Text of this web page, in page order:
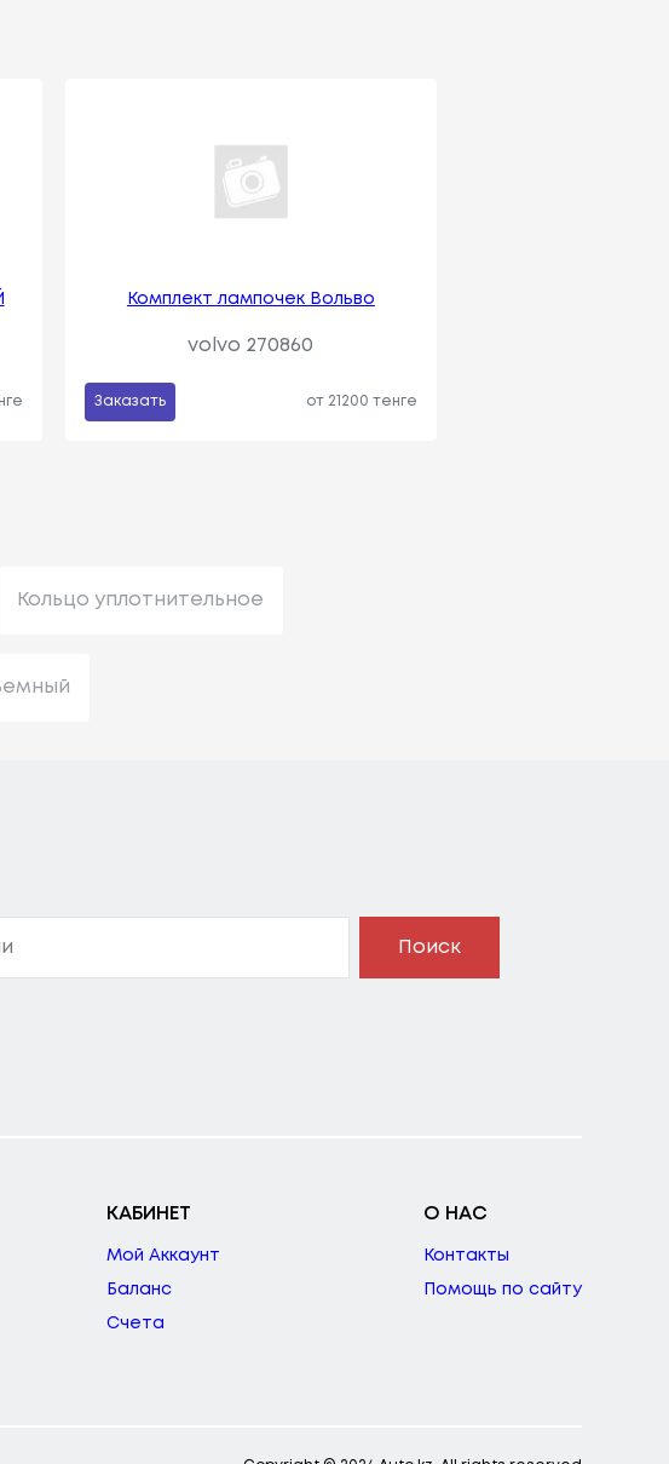
Комплект лампочек Вольво
volvo 270860
Заказать от 21200 тенге
Кольцо уплотнительное
Поиск
КАБИНЕТ
Мой Аккаунт
Баланс
Счета
О НАС
Контакты
Помощь по сайту